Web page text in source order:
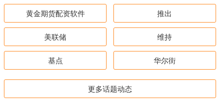
黄金期货配资软件 推出
美联储 维持
基点 华尔街
更多话题动态